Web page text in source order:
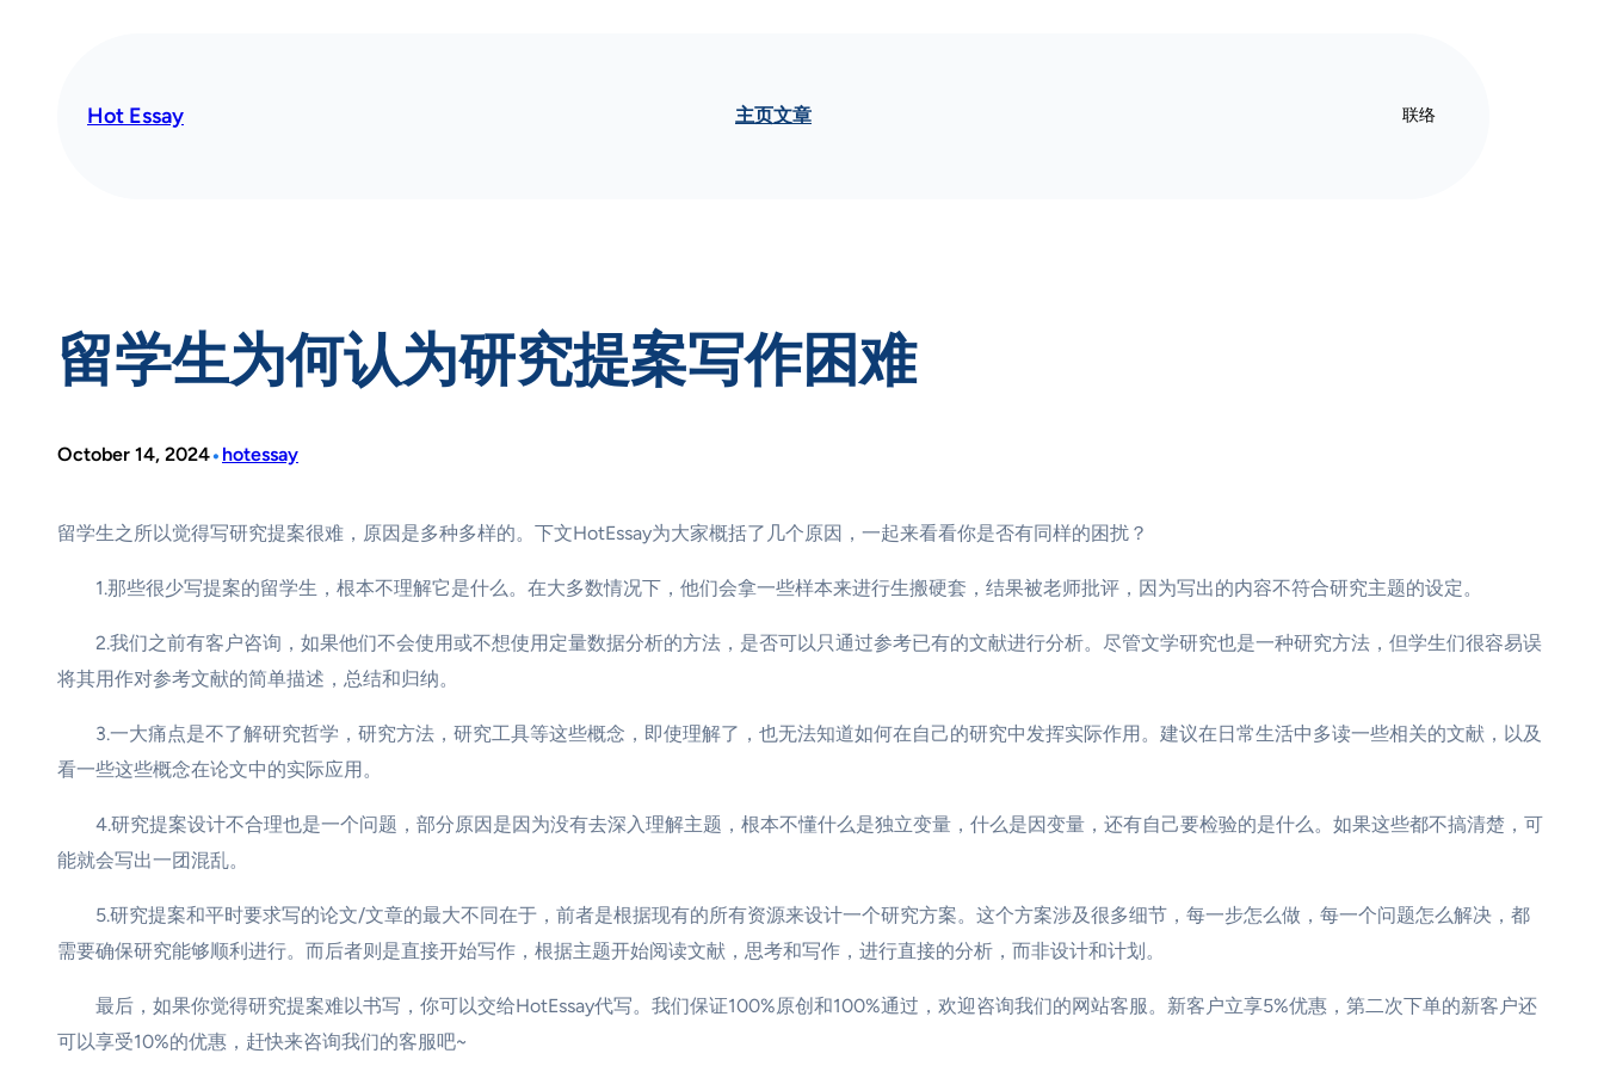
Hot Essay 主页文章 联络
留学生为何认为研究提案写作困难
October 14, 2024• hotessay
留学生之所以觉得写研究提案很难，原因是多种多样的。下文HotEssay为大家概括了几个原因，一起来看看你是否有同样的困扰？
1.那些很少写提案的留学生，根本不理解它是什么。在大多数情况下，他们会拿一些样本来进行生搬硬套，结果被老师批评，因为写出的内容不符合研究主题的设定。
2.我们之前有客户咨询，如果他们不会使用或不想使用定量数据分析的方法，是否可以只通过参考已有的文献进行分析。尽管文学研究也是一种研究方法，但学生们很容易误
将其用作对参考文献的简单描述，总结和归纳。
3.一大痛点是不了解研究哲学，研究方法，研究工具等这些概念，即使理解了，也无法知道如何在自己的研究中发挥实际作用。建议在日常生活中多读一些相关的文献，以及
看一些这些概念在论文中的实际应用。
4.研究提案设计不合理也是一个问题，部分原因是因为没有去深入理解主题，根本不懂什么是独立变量，什么是因变量，还有自己要检验的是什么。如果这些都不搞清楚，可
能就会写出一团混乱。
5.研究提案和平时要求写的论文/文章的最大不同在于，前者是根据现有的所有资源来设计一个研究方案。这个方案涉及很多细节，每一步怎么做，每一个问题怎么解决，都
需要确保研究能够顺利进行。而后者则是直接开始写作，根据主题开始阅读文献，思考和写作，进行直接的分析，而非设计和计划。
最后，如果你觉得研究提案难以书写，你可以交给HotEssay代写。我们保证100%原创和100%通过，欢迎咨询我们的网站客服。新客户立享5%优惠，第二次下单的新客户还
可以享受10%的优惠，赶快来咨询我们的客服吧~